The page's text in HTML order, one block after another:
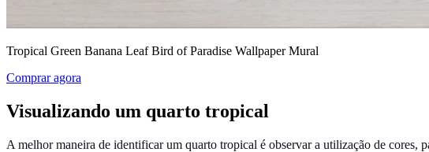
Tropical Green Banana Leaf Bird of Paradise Wallpaper Mural
Comprar agora
Visualizando um quarto tropical
A melhor maneira de identificar um quarto tropical é observar a utilização de cores,